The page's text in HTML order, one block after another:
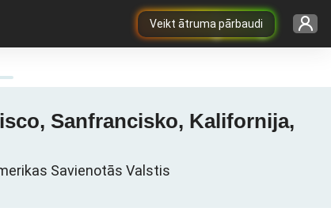
Veikt ātruma pārbaudi
Sanfrancisko, Kalifornija,
Savienotās Valstis